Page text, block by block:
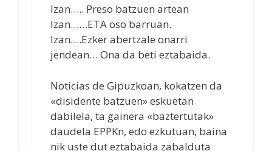
Izan….. Preso batzuen artean
Izan……ETA oso barruan.
Izan….Ezker abertzale onarri
jendean… Ona da beti eztabaida.
Noticias de Gipuzkoan, kokatzen da
«disidente batzuen» eskuetan
dabilela, ta gainera «baztertutak»
daudela EPPKn, edo ezkutuan, baina
nik uste dut eztabaida zabalduta